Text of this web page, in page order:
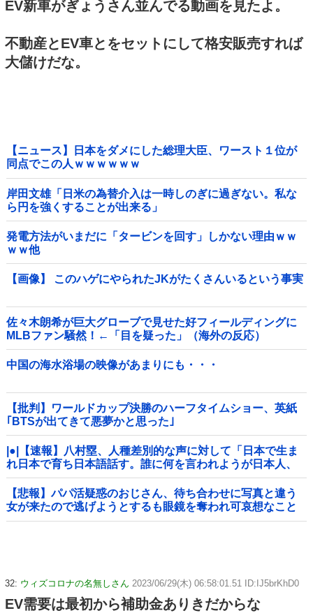
EV新車がぎょうさん並んでる動画を見たよ。
不動産とEV車とをセットにして格安販売すれば
大儲けだな。
【ニュース】日本をダメにした総理大臣、ワースト１位が
同点でこの人ｗｗｗｗｗｗ
岸田文雄「日米の為替介入は一時しのぎに過ぎない。私な
ら円を強くすることが出来る」
発電方法がいまだに「タービンを回す」しかない理由ｗｗ
ｗｗ他
【画像】 このハゲにやられたJKがたくさんいるという事実
佐々木朗希が巨大グローブで見せた好フィールディングに
MLBファン騒然！←「目を疑った」（海外の反応）
中国の海水浴場の映像があまりにも・・・
【批判】ワールドカップ決勝のハーフタイムショー、英紙
｢BTSが出てきて悪夢かと思った｣
|●|【速報】八村塁、人種差別的な声に対して「日本で生ま
れ日本で育ち日本語話す。誰に何を言われようが日本人、
日本人であるプライドがある」
【悲報】パパ活疑惑のおじさん、待ち合わせに写真と違う
女が来たので逃げようとするも眼鏡を奪われ可哀想なこと
になっているところを激写されてしまう…
32: ウィズコロナの名無しさん 2023/06/29(木) 06:58:01.51 ID:IJ5brKhD0
EV需要は最初から補助金ありきだからな